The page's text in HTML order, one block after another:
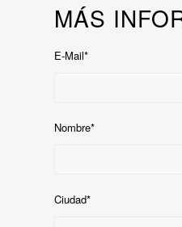
MÁS
E-Mail*
Nombre*
Ciudad*